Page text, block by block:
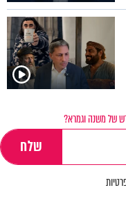
של משנה וגמרא?